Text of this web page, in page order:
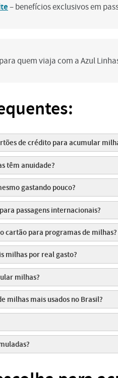
– benefícios exclusivos em
quem viaja com a Azul
de crédito para acumular
têm anuidade?
gastando pouco?
passagens internacionais?
cartão para programas de milhas?
milhas por real gasto?
milhas?
milhas mais usados no Brasil?